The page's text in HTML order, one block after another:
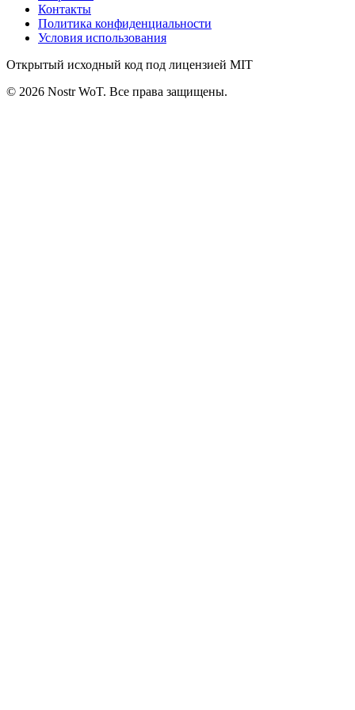
Контакты
Политика конфиденциальности
Условия использования
Открытый исходный код под лицензией MIT
© 2026 Nostr WoT. Все права защищены.